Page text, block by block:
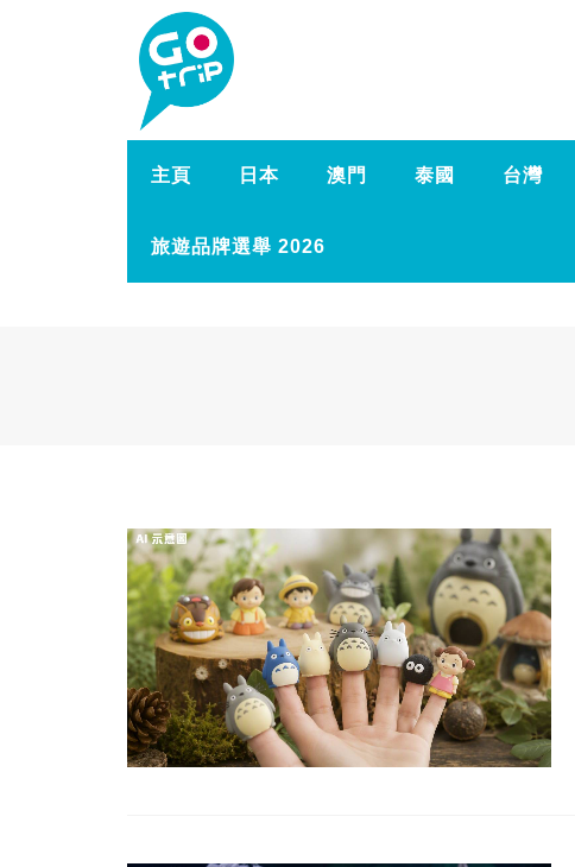
主頁 日本 澳門 泰國 台灣
旅遊品牌選舉 2026